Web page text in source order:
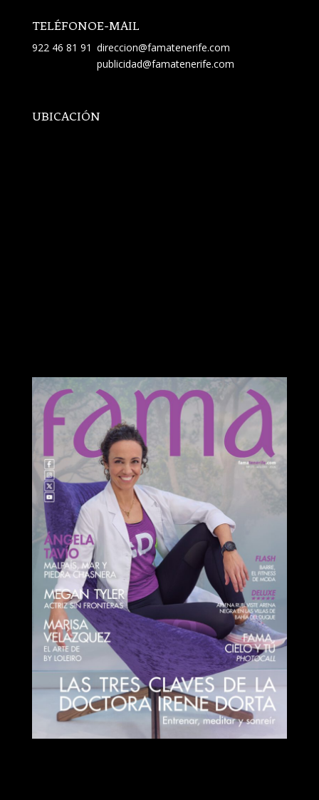
TELÉFONO
922 46 81 91
E-MAIL
direccion@famatenerife.com
publicidad@famatenerife.com
UBICACIÓN